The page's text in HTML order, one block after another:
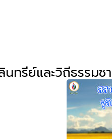
ทรีย์และวิถีธรรมช